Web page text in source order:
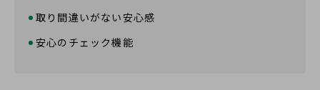
取り間違いがない安心感
安心のチェック機能
地域の健康教育と患者様支援